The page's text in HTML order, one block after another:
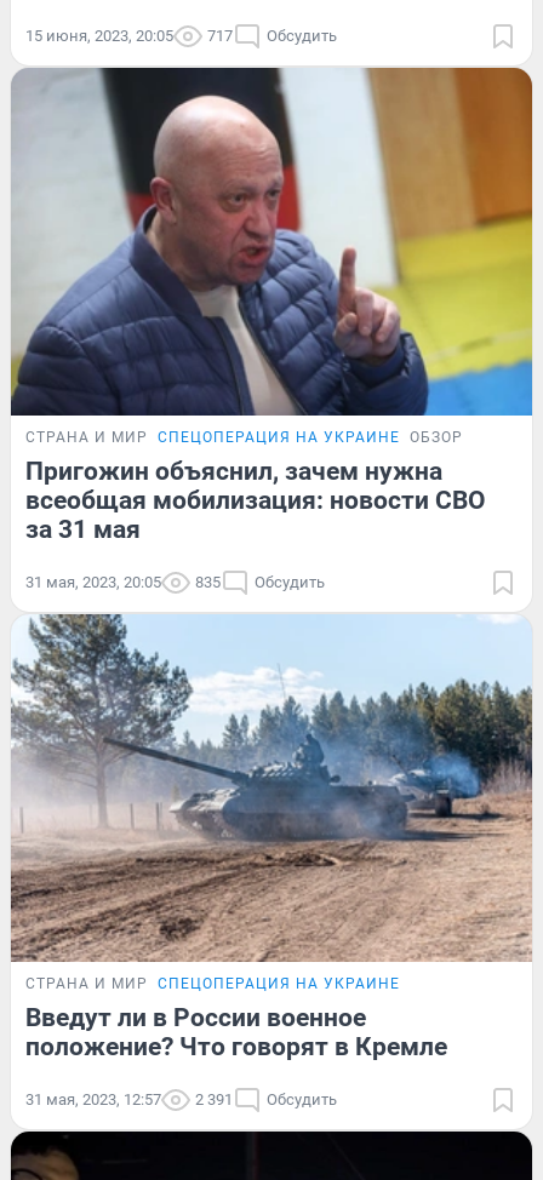
15 июня, 2023, 20:05 717 Обсудить
СТРАНА И МИР СПЕЦОПЕРАЦИЯ НА УКРАИНЕ ОБЗОР
Пригожин объяснил, зачем нужна
всеобщая мобилизация: новости СВО
за 31 мая
31 мая, 2023, 20:05 835 Обсудить
СТРАНА И МИР СПЕЦОПЕРАЦИЯ НА УКРАИНЕ
Введут ли в России военное
положение? Что говорят в Кремле
31 мая, 2023, 12:57 2 391 Обсудить